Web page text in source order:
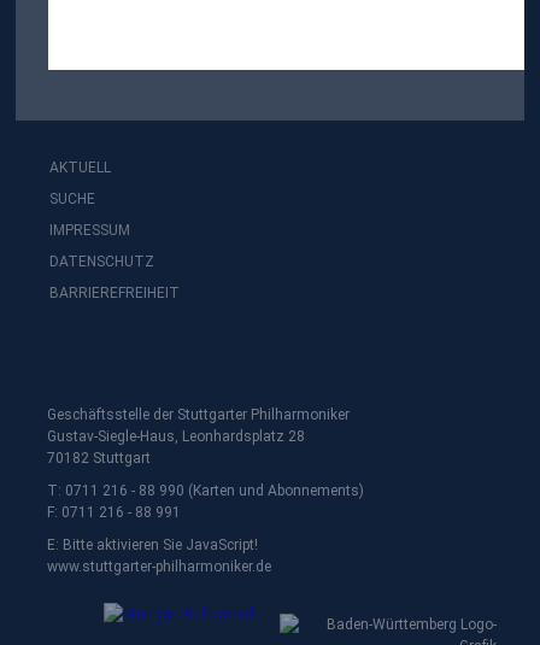
AKTUELL
SUCHE
IMPRESSUM
DATENSCHUTZ
BARRIEREFREIHEIT
Geschäftsstelle der Stuttgarter Philharmoniker
Gustav-Siegle-Haus, Leonhardsplatz 28
70182 Stuttgart
T: 0711 216 - 88 990 (Karten und Abonnements)
F: 0711 216 - 88 991
E: Bitte aktivieren Sie JavaScript!
www.stuttgarter-philharmoniker.de